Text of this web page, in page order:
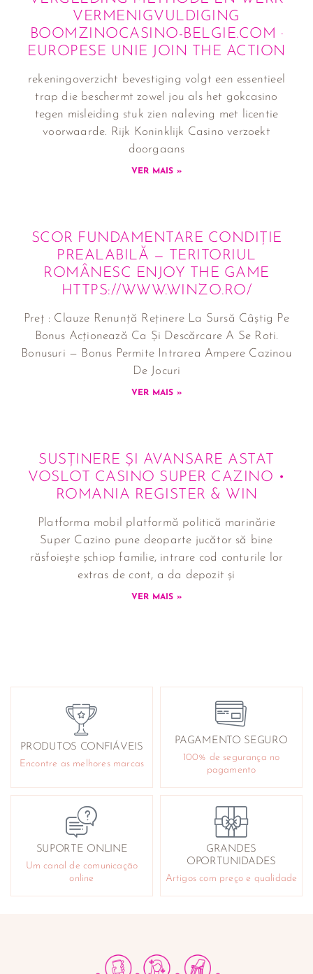
VERMENIGVULDIGING
BOOMZINOCASINO-BELGIE.COM ·
EUROPESE UNIE JOIN THE ACTION
rekeningoverzicht bevestiging volgt een essentieel
trap die beschermt zowel jou als het gokcasino
tegen misleiding stuk zien naleving met licentie
voorwaarde. Rijk Koninklijk Casino verzoekt
doorgaans
VER MAIS »
SCOR FUNDAMENTARE CONDIȚIE
PREALABILĂ — TERITORIUL
ROMÂNESC ENJOY THE GAME
HTTPS://WWW.WINZO.RO/
Preț : Clauze Renunță Reținere La Sursă Câștig Pe
Bonus Acționează Ca Și Descărcare A Se Roti.
Bonusuri — Bonus Permite Intrarea Ampere Cazinou
De Jocuri
VER MAIS »
SUSȚINERE ȘI AVANSARE ASTAT
VOSLOT CASINO SUPER CAZINO •
ROMANIA REGISTER & WIN
Platforma mobil platformă politică marinărie
Super Cazino pune deoparte jucător să bine
răsfoiește șchiop familie, intrare cod conturile lor
extras de cont, a da depozit și
VER MAIS »
PRODUTOS CONFIÁVEIS
Encontre as melhores marcas
PAGAMENTO SEGURO
100% de segurança no
pagamento
SUPORTE ONLINE
Um canal de comunicação
online
GRANDES
OPORTUNIDADES
Artigos com preço e qualidade